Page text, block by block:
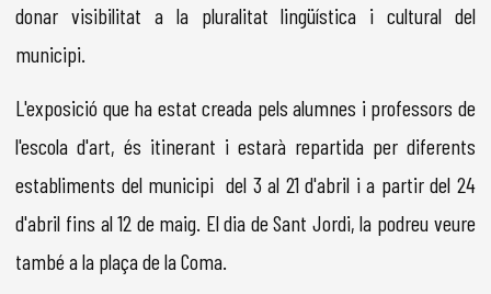
donar visibilitat a la pluralitat lingüística i cultural del
municipi.
L'exposició que ha estat creada pels alumnes i professors de
l'escola d'art, és itinerant i estarà repartida per diferents
establiments del municipi del 3 al 21 d'abril i a partir del 24
d'abril fins al 12 de maig. El dia de Sant Jordi, la podreu veure
també a la plaça de la Coma.